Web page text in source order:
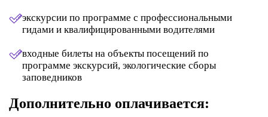
экскурсии по программе с профессиональными
гидами и квалифицированными водителями
входные билеты на объекты посещений по
программе экскурсий, экологические сборы
заповедников
Дополнительно оплачивается: